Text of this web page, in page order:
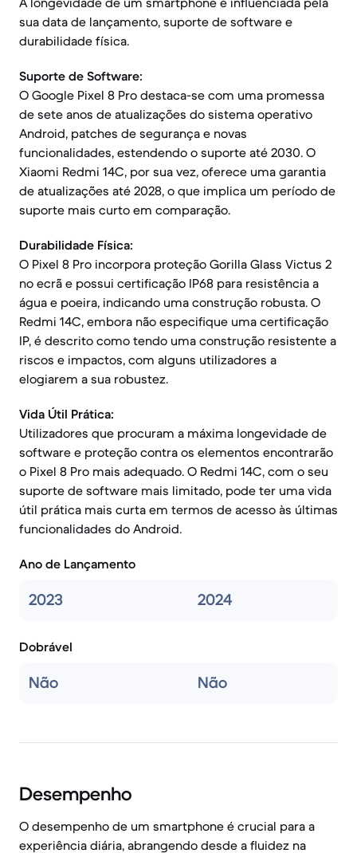
sua data de lançamento, suporte de software e
durabilidade física.
Suporte de Software:
O Google Pixel 8 Pro destaca-se com uma promessa
de sete anos de atualizações do sistema operativo
Android, patches de segurança e novas
funcionalidades, estendendo o suporte até 2030. O
Xiaomi Redmi 14C, por sua vez, oferece uma garantia
de atualizações até 2028, o que implica um período de
suporte mais curto em comparação.
Durabilidade Física:
O Pixel 8 Pro incorpora proteção Gorilla Glass Victus 2
no ecrã e possui certificação IP68 para resistência a
água e poeira, indicando uma construção robusta. O
Redmi 14C, embora não especifique uma certificação
IP, é descrito como tendo uma construção resistente a
riscos e impactos, com alguns utilizadores a
elogiarem a sua robustez.
Vida Útil Prática:
Utilizadores que procuram a máxima longevidade de
software e proteção contra os elementos encontrarão
o Pixel 8 Pro mais adequado. O Redmi 14C, com o seu
suporte de software mais limitado, pode ter uma vida
útil prática mais curta em termos de acesso às últimas
funcionalidades do Android.
Ano de Lançamento
2023 2024
Dobrável
Não Não
Desempenho
O desempenho de um smartphone é crucial para a
experiência diária, abrangendo desde a fluidez na